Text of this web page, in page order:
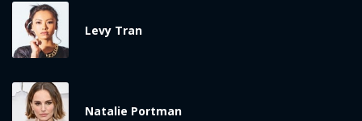
Levy Tran
Natalie Portman